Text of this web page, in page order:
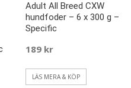
Adult All Breed CXW
hundfoder – 6 x 300 g –
Specific
189 kr
LÄS MERA & KÖP